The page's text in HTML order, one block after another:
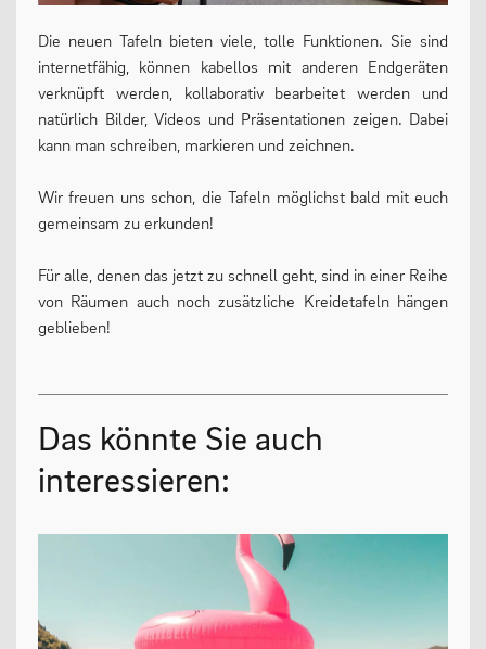
Die neuen Tafeln bieten viele, tolle Funktionen. Sie sind
internetfähig, können kabellos mit anderen Endgeräten
verknüpft werden, kollaborativ bearbeitet werden und
natürlich Bilder, Videos und Präsentationen zeigen. Dabei
kann man schreiben, markieren und zeichnen.
Wir freuen uns schon, die Tafeln möglichst bald mit euch
gemeinsam zu erkunden!
Für alle, denen das jetzt zu schnell geht, sind in einer Reihe
von Räumen auch noch zusätzliche Kreidetafeln hängen
geblieben!
Das könnte Sie auch
interessieren: